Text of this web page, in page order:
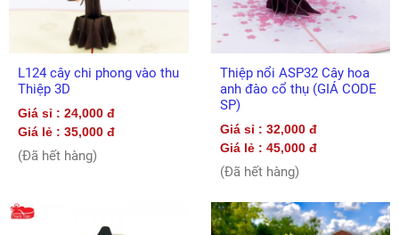
L124 cây chi phong vào thu
Thiệp 3D
Giá sỉ : 24,000 đ
Giá lẻ : 35,000 đ
(Đã hết hàng)
Thiệp nổi ASP32 Cây hoa
anh đào cổ thụ (GIÁ CODE
SP)
Giá sỉ : 32,000 đ
Giá lẻ : 45,000 đ
(Đã hết hàng)